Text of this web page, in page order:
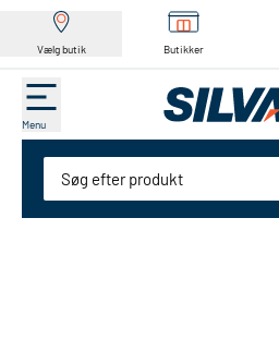
Vælg butik Butikker
Menu